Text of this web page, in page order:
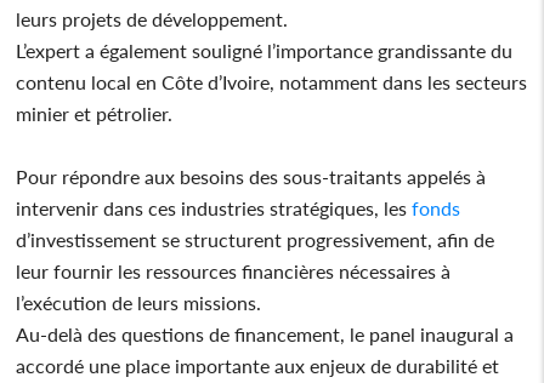
leurs projets de développement.
L’expert a également souligné l’importance grandissante du
contenu local en Côte d’Ivoire, notamment dans les secteurs
minier et pétrolier.
Pour répondre aux besoins des sous-traitants appelés à
intervenir dans ces industries stratégiques, les fonds
d’investissement se structurent progressivement, afin de
leur fournir les ressources financières nécessaires à
l’exécution de leurs missions.
Au-delà des questions de financement, le panel inaugural a
accordé une place importante aux enjeux de durabilité et